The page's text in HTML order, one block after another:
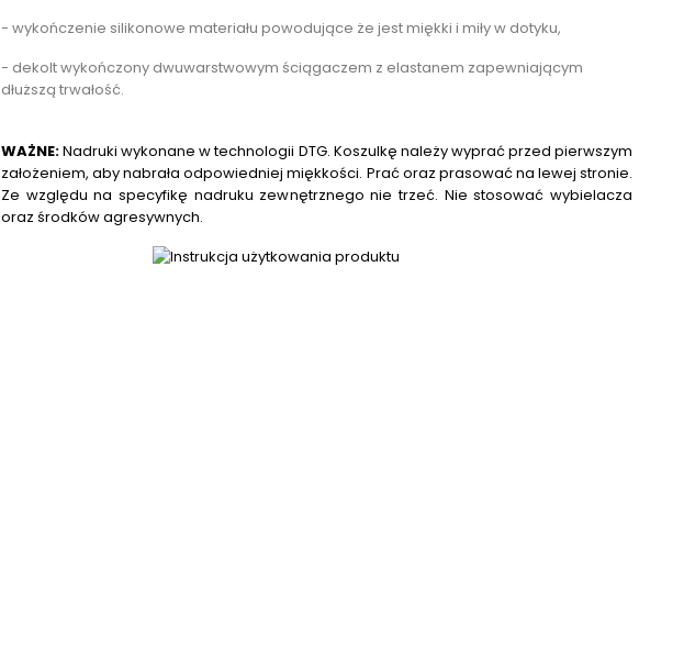
- wykończenie silikonowe materiału powodujące że jest miękki i miły w dotyku,
- dekolt wykończony dwuwarstwowym ściągaczem z elastanem zapewniającym
dłuższą trwałość.
WAŻNE:Nadruki wykonane w technologii DTG. Koszulkę należy wyprać przed pierwszym
założeniem, aby nabrała odpowiedniej miękkości. Prać oraz prasować na lewej stronie.
Ze względu na specyfikę nadruku zewnętrznego nie trzeć. Nie stosować wybielacza
oraz środków agresywnych.